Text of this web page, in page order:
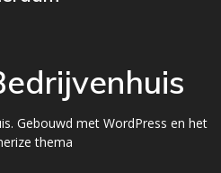
Gebouwd met WordPress en het
thema